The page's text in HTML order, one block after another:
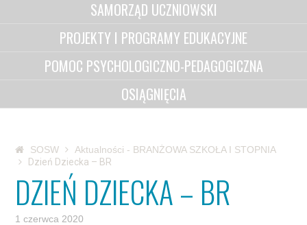
SAMORZĄD UCZNIOWSKI
PROJEKTY I PROGRAMY EDUKACYJNE
POMOC PSYCHOLOGICZNO-PEDAGOGICZNA
OSIĄGNIĘCIA
SOSW
Aktualności - BRANŻOWA SZKOŁA I STOPNIA
Dzień Dziecka – BR
DZIEŃ DZIECKA – BR
1 czerwca 2020